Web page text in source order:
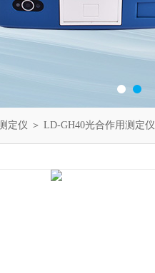
定仪 ＞ LD-GH40光合作用测定仪